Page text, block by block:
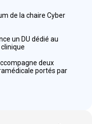
de la chaire Cyber
un DU dédié au
deux
portés par